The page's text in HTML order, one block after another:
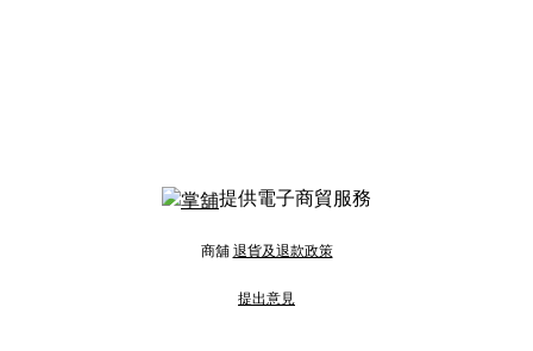
提供電子商貿服務
商舖 退貨及退款政策
提出意見